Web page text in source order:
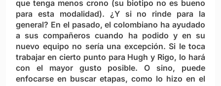
que tenga menos crono (su biotipo no es bueno
para esta modalidad). ¿Y si no rinde para la
general? En el pasado, el colombiano ha ayudado
a sus compañeros cuando ha podido y en su
nuevo equipo no sería una excepción. Si le toca
trabajar en cierto punto para Hugh y Rigo, lo hará
con el mayor gusto posible. O sino, puede
enfocarse en buscar etapas, como lo hizo en el